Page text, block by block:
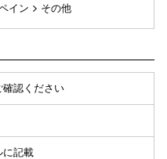
イン その他
確認ください
に記載